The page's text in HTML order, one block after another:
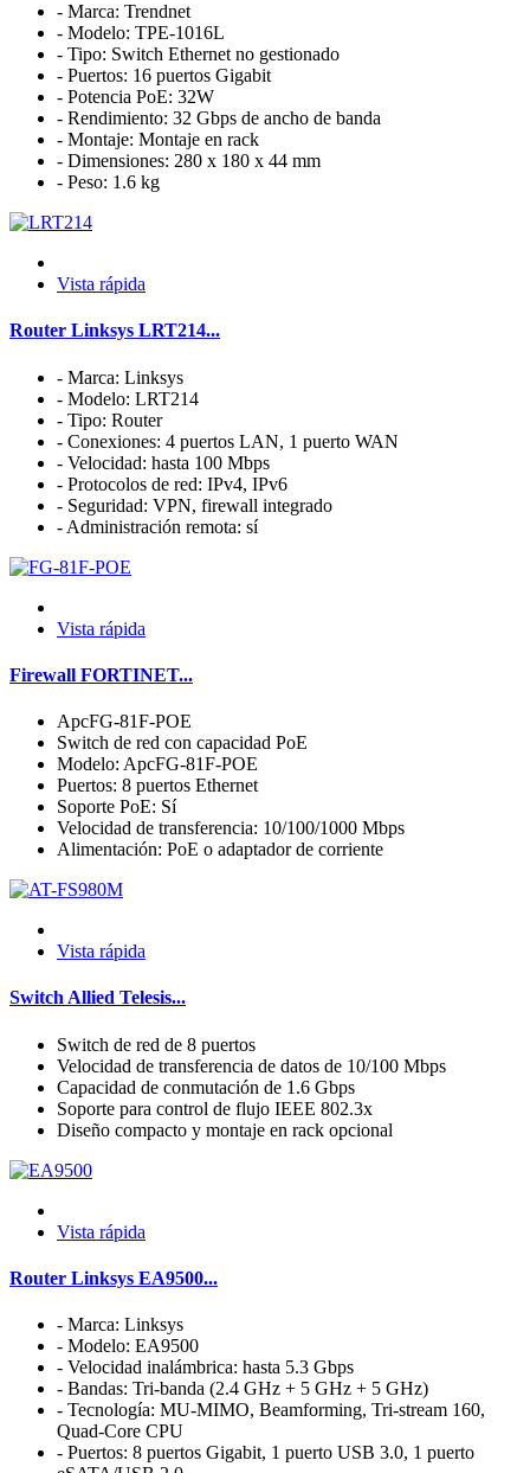
- Marca: Trendnet
- Modelo: TPE-1016L
- Tipo: Switch Ethernet no gestionado
- Puertos: 16 puertos Gigabit
- Potencia PoE: 32W
- Rendimiento: 32 Gbps de ancho de banda
- Montaje: Montaje en rack
- Dimensiones: 280 x 180 x 44 mm
- Peso: 1.6 kg
Vista rápida
Router Linksys LRT214...
- Marca: Linksys
- Modelo: LRT214
- Tipo: Router
- Conexiones: 4 puertos LAN, 1 puerto WAN
- Velocidad: hasta 100 Mbps
- Protocolos de red: IPv4, IPv6
- Seguridad: VPN, firewall integrado
- Administración remota: sí
Vista rápida
Firewall FORTINET...
ApcFG-81F-POE
Switch de red con capacidad PoE
Modelo: ApcFG-81F-POE
Puertos: 8 puertos Ethernet
Soporte PoE: Sí
Velocidad de transferencia: 10/100/1000 Mbps
Alimentación: PoE o adaptador de corriente
Vista rápida
Switch Allied Telesis...
Switch de red de 8 puertos
Velocidad de transferencia de datos de 10/100 Mbps
Capacidad de conmutación de 1.6 Gbps
Soporte para control de flujo IEEE 802.3x
Diseño compacto y montaje en rack opcional
Vista rápida
Router Linksys EA9500...
- Marca: Linksys
- Modelo: EA9500
- Velocidad inalámbrica: hasta 5.3 Gbps
- Bandas: Tri-banda (2.4 GHz + 5 GHz + 5 GHz)
- Tecnología: MU-MIMO, Beamforming, Tri-stream 160,
Quad-Core CPU
- Puertos: 8 puertos Gigabit, 1 puerto USB 3.0, 1 puerto